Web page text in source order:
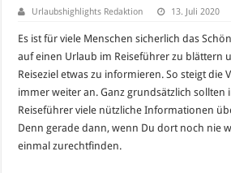
Urlaubshighlights Redaktion 13. Juli 2020
Es ist für viele Menschen sicherlich das
auf einen Urlaub im Reiseführer zu blättern
Reiseziel etwas zu informieren. So steigt die
immer weiter an. Ganz grundsätzlich sollten
Reiseführer viele nützliche Informationen
Denn gerade dann, wenn Du dort noch nie
einmal zurechtfinden.